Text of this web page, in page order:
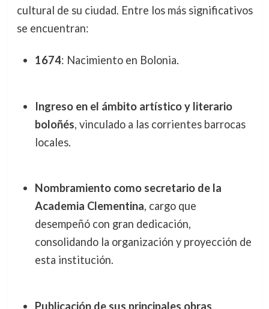
cultural de su ciudad. Entre los más significativos
se encuentran:
1674: Nacimiento en Bolonia.
Ingreso en el ámbito artístico y literario
boloñés, vinculado a las corrientes barrocas
locales.
Nombramiento como secretario de la
Academia Clementina, cargo que
desempeñó con gran dedicación,
consolidando la organización y proyección de
esta institución.
Publicación de sus principales obras